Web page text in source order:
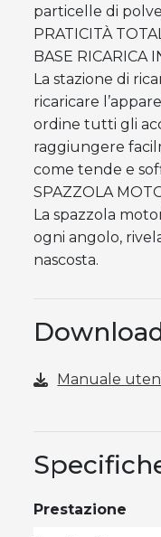
particelle di
PRATICITÀ
BASE RICARICA
La stazione di
ricaricare
ordine tutti gli
raggiungere
come tende e
SPAZZOLA
La spazzola
ogni angolo,
nascosta.
Manuale
Prestazione